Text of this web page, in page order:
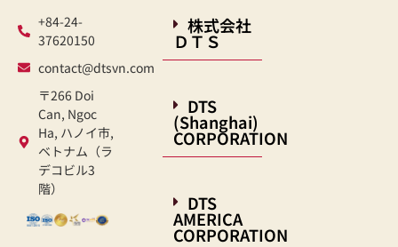
+84-24-
37620150
contact@dtsvn.com
〒266 Doi
Can, Ngoc
Ha, ハノイ市,
ベトナム（ラ
デコビル3
階）
株式会社
ＤＴＳ
DTS
(Shanghai)
CORPORATION
DTS
AMERICA
CORPORATION